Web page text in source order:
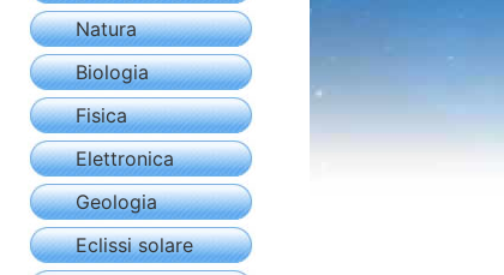
Natura
Biologia
Fisica
Elettronica
Geologia
Eclissi solare